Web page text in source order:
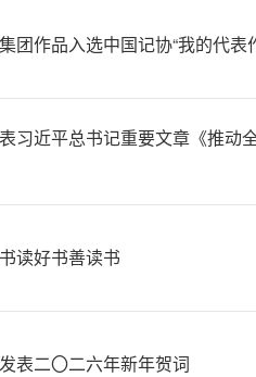
团作品入选中国记协“我的代表
习近平总书记重要文章《推动
读好书善读书
表二〇二六年新年贺词